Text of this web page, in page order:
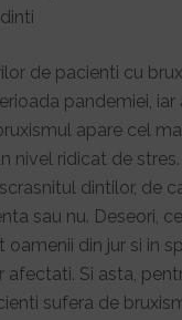
de pacienti cu
pandemiei, iar
apare cel
nivel ridicat de
dintilor, de
sau nu. Deseori,
oamenii din jur si in
afectati. Si asta,
sufera de